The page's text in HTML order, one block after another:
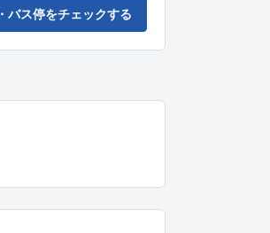
バス停をチェックする